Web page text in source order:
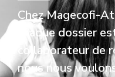
Chez Magecofi-
chaque dossier
collaborateur de
nous nous